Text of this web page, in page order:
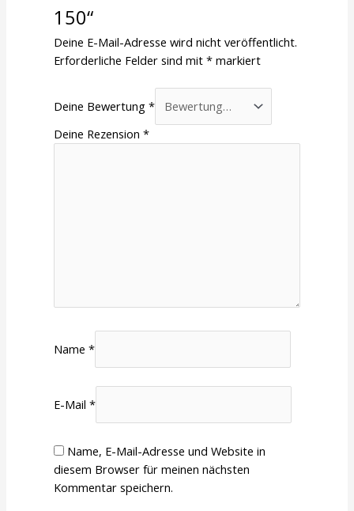
150“
Deine E-Mail-Adresse wird nicht veröffentlicht.
Erforderliche Felder sind mit* markiert
Deine Bewertung*
Deine Rezension*
Name*
E-Mail*
Name, E-Mail-Adresse und Website in
diesem Browser für meinen nächsten
Kommentar speichern.